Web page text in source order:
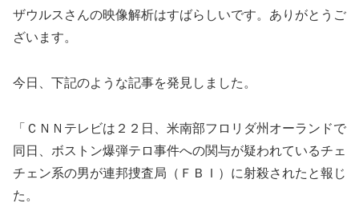
ザウルスさんの映像解析はすばらしいです。ありがとうご
ざいます。
今日、下記のような記事を発見しました。
「ＣＮＮテレビは２２日、米南部フロリダ州オーランドで
同日、ボストン爆弾テロ事件への関与が疑われているチェ
チェン系の男が連邦捜査局（ＦＢＩ）に射殺されたと報じ
た。